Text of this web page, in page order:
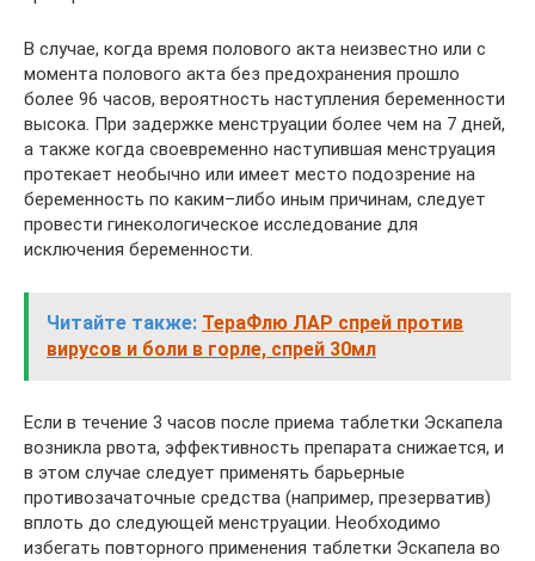
В случае, когда время полового акта неизвестно или с
момента полового акта без предохранения прошло
более 96 часов, вероятность наступления беременности
высока. При задержке менструации более чем на 7 дней,
а также когда своевременно наступившая менструация
протекает необычно или имеет место подозрение на
беременность по каким–либо иным причинам, следует
провести гинекологическое исследование для
исключения беременности.
Читайте также: ТераФлю ЛАР спрей против
вирусов и боли в горле, спрей 30мл
Если в течение 3 часов после приема таблетки Эскапела
возникла рвота, эффективность препарата снижается, и
в этом случае следует применять барьерные
противозачаточные средства (например, презерватив)
вплоть до следующей менструации. Необходимо
избегать повторного применения таблетки Эскапела во